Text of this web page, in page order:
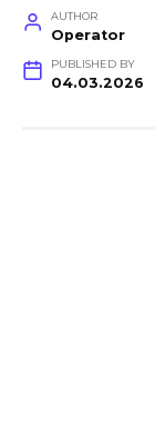
AUTHOR
Operator
PUBLISHED BY
04.03.2026